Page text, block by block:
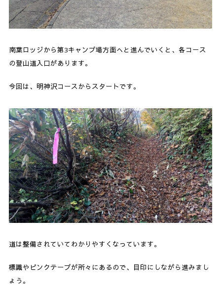
南葉ロッジから第3キャンプ場方面へと進んでいくと、各コース
の登山道入口があります。
今回は、明神沢コースからスタートです。
道は整備されていてわかりやすくなっています。
標識やピンクテープが所々にあるので、目印にしながら進みまし
ょう。